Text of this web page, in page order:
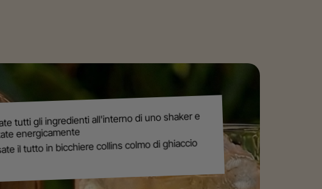
tutti gli ingredienti all'interno di uno shaker e
energicamente
il tutto in bicchiere collins colmo di ghiaccio